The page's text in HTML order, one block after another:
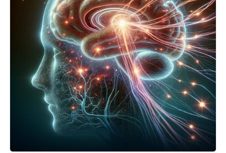
ISTORIE
NATURĂ
STIRI
ȘTIINȚA